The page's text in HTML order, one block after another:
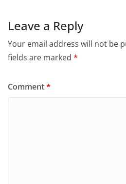
Leave a Reply
Your email address will not be
fields are marked *
Comment*